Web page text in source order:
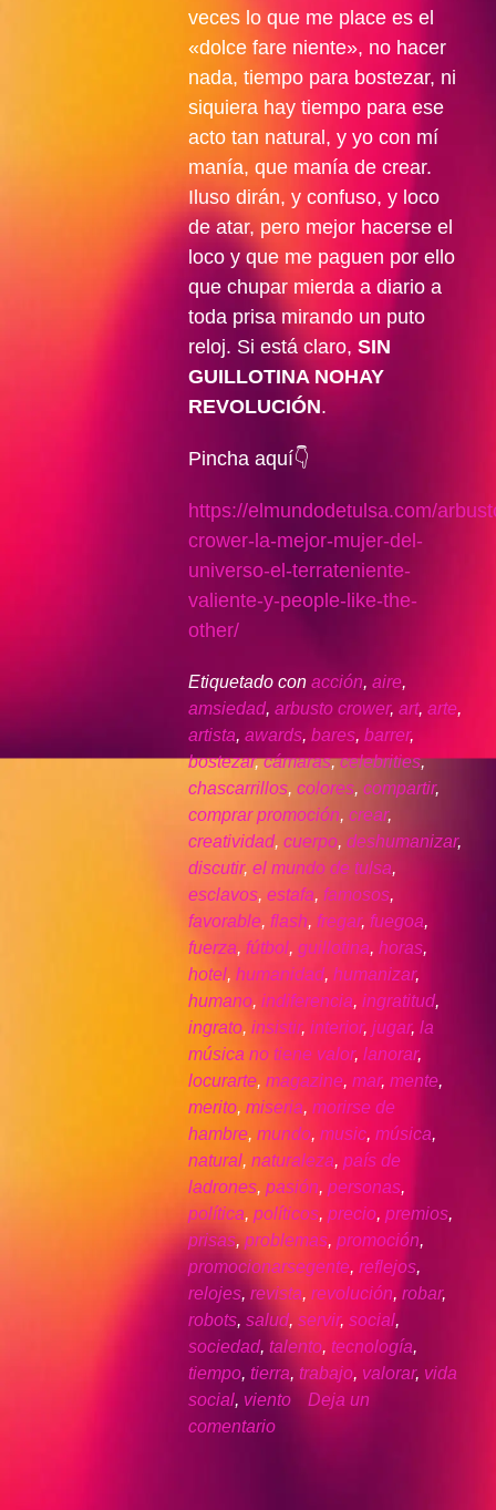
veces lo que me place es el
«dolce fare niente», no hacer
nada, tiempo para bostezar, ni
siquiera hay tiempo para ese
acto tan natural, y yo con mí
manía, que manía de crear.
Iluso dirán, y confuso, y loco
de atar, pero mejor hacerse el
loco y que me paguen por ello
que chupar mierda a diario a
toda prisa mirando un puto
reloj. Si está claro, SIN
GUILLOTINA NOHAY
REVOLUCIÓN.
Pincha aquí👇
https://elmundodetulsa.com/
crower-la-mejor-mujer-del-
universo-el-terrateniente-
valiente-y-people-like-the-
other/
Etiquetado con acción, aire,
amsiedad, arbusto crower, art, arte,
artista, awards, bares, barrer,
bostezar,cámaras,celebrities,
chascarrillos, colores, compartir,
comprar promoción, crear,
creatividad, cuerpo, deshumanizar,
discutir, el mundo de tulsa,
esclavos, estafa, famosos,
favorable, flash, fregar, fuegoa,
fuerza, fútbol, guillotina, horas,
hotel, humanidad, humanizar,
humano, indiferencia, ingratitud,
ingrato, insistir, interior, jugar, la
música no tiene valor, lanorar,
locurarte, magazine, mar, mente,
merito, miseria, morirse de
hambre, mundo, music, música,
natural, naturaleza, país de
ladrones, pasión, personas,
política, políticos, precio, premios,
prisas, problemas, promoción,
promocionarsegente, reflejos,
relojes, revista, revolución, robar,
robots, salud, servir, social,
sociedad, talento, tecnología,
tiempo, tierra, trabajo, valorar, vida
social, viento
Deja un
comentario